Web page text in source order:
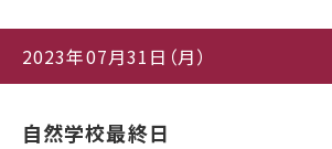
2023年07月31日（月）
自然学校最終日